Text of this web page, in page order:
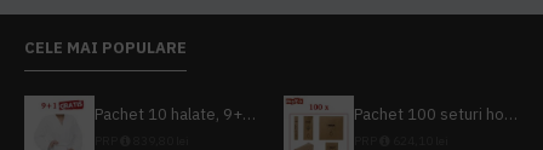
CELE MAI POPULARE
Pachet 10 halate, 9+1 gratuit Pachet 100 seturi hoteliere, set dentar, set barbierit, casca de dus, pila unghii, set cusut